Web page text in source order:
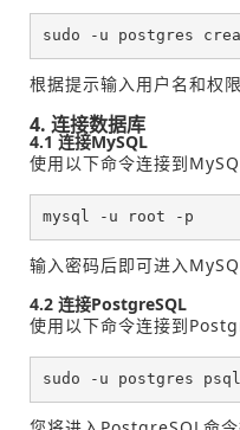
sudo -u postgres
根据提示输入用户名和权限
4. 连接数据库
4.1 连接MySQL
使用以下命令连接到
mysql -u root -p
输入密码后即可进入
4.2 连接PostgreSQL
使用以下命令连接到
sudo -u postgres psql